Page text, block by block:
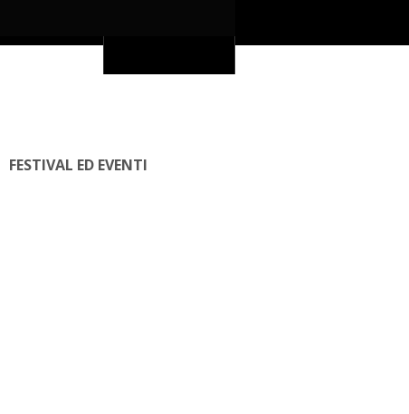
FESTIVAL ED EVENTI